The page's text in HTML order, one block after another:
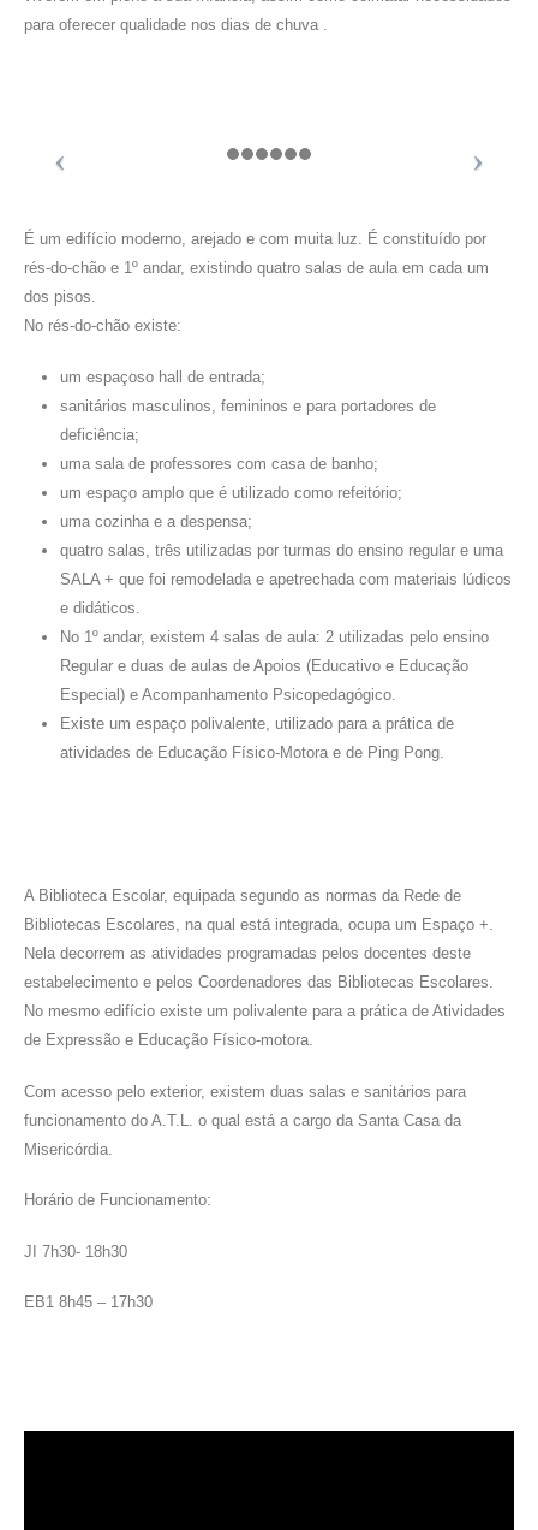
para oferecer qualidade nos dias de chuva .
É um edifício moderno, arejado e com muita luz. É constituído por
rés-do-chão e 1º andar, existindo quatro salas de aula em cada um
dos pisos.
No rés-do-chão existe:
um espaçoso hall de entrada;
sanitários masculinos, femininos e para portadores de
deficiência;
uma sala de professores com casa de banho;
um espaço amplo que é utilizado como refeitório;
uma cozinha e a despensa;
quatro salas, três utilizadas por turmas do ensino regular e uma
SALA + que foi remodelada e apetrechada com materiais lúdicos
e didáticos.
No 1º andar, existem 4 salas de aula: 2 utilizadas pelo ensino
Regular e duas de aulas de Apoios (Educativo e Educação
Especial) e Acompanhamento Psicopedagógico.
Existe um espaço polivalente, utilizado para a prática de
atividades de Educação Físico-Motora e de Ping Pong.
A Biblioteca Escolar, equipada segundo as normas da Rede de
Bibliotecas Escolares, na qual está integrada, ocupa um Espaço +.
Nela decorrem as atividades programadas pelos docentes deste
estabelecimento e pelos Coordenadores das Bibliotecas Escolares.
No mesmo edifício existe um polivalente para a prática de Atividades
de Expressão e Educação Físico-motora.
Com acesso pelo exterior, existem duas salas e sanitários para
funcionamento do A.T.L. o qual está a cargo da Santa Casa da
Misericórdia.
Horário de Funcionamento:
JI 7h30- 18h30
EB1 8h45 – 17h30